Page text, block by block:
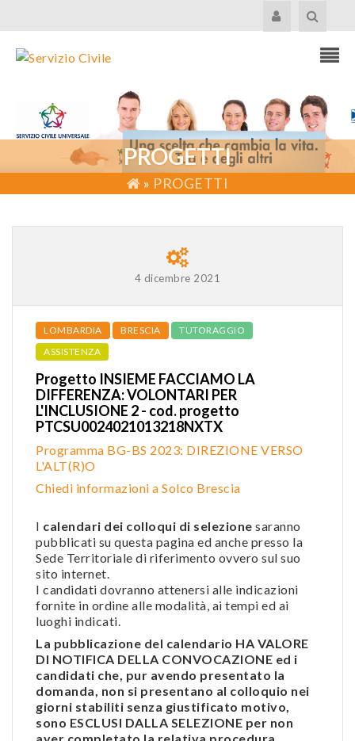
PROGETTI
» PROGETTI
4 dicembre 2021
LOMBARDIA BRESCIA
TUTORAGGIO
ASSISTENZA
Progetto INSIEME FACCIAMO LA
DIFFERENZA: VOLONTARI PER
L'INCLUSIONE 2 - cod. progetto
PTCSU0024021013218NXTX
Programma BG-BS 2023: DIREZIONE VERSO
L'ALT(R)O
Chiedi informazioni a Solco Brescia
I calendari dei colloqui di selezione saranno
pubblicati su questa pagina ed anche presso la
Sede Territoriale di riferimento ovvero sul suo
sito internet.
I candidati dovranno attenersi alle indicazioni
fornite in ordine alle modalità, ai tempi ed ai
luoghi indicati.
La pubblicazione del calendario HA VALORE
DI NOTIFICA DELLA CONVOCAZIONE ed i
candidati che, pur avendo presentato la
domanda, non si presentano al colloquio nei
giorni stabiliti senza giustificato motivo,
sono ESCLUSI DALLA SELEZIONE per non